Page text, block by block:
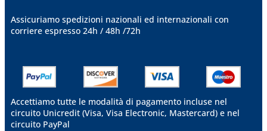
Assicuriamo spedizioni nazionali ed internazionali con
corriere espresso 24h / 48h /72h
Accettiamo tutte le modalità di pagamento incluse nel
circuito Unicredit (Visa, Visa Electronic, Mastercard) e nel
circuito PayPal